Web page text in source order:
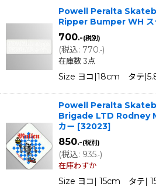
Powell Peralta
Ripper Bumper WH ス
700.-(税別)
(税込: 770.-)
在庫数 3点
Size ヨコ|18cm タテ
Powell Peralta
Brigade LTD Rodney
カー [32023]
850.-(税別)
(税込: 935.-)
在庫わずか
Size ヨコ| 15cm タテ|